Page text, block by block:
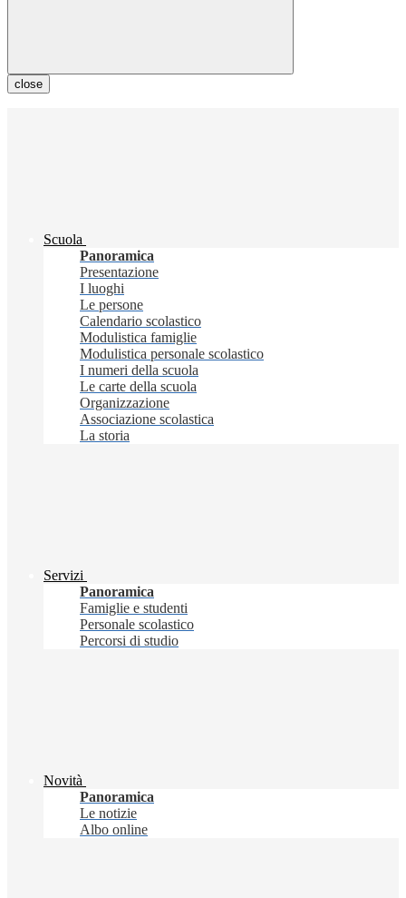
close
Scuola
Panoramica
Presentazione
I luoghi
Le persone
Calendario scolastico
Modulistica famiglie
Modulistica personale scolastico
I numeri della scuola
Le carte della scuola
Organizzazione
Associazione scolastica
La storia
Servizi
Panoramica
Famiglie e studenti
Personale scolastico
Percorsi di studio
Novità
Panoramica
Le notizie
Albo online